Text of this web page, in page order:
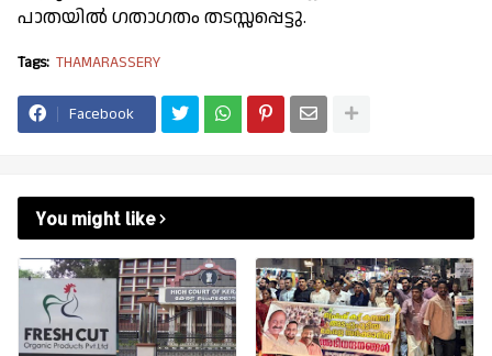
പാതയിൽ ഗതാഗതം തടസ്സപ്പെട്ടു.
Tags: THAMARASSERY
Facebook
You might like